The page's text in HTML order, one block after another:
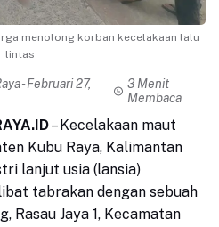
menolong korban kecelakaan lalu
lintas
- Februari 27,
3 Menit
Membaca
– Kecelakaan maut
Kubu Raya, Kalimantan
lanjut usia (lansia)
tabrakan dengan sebuah
Rasau Jaya 1, Kecamatan